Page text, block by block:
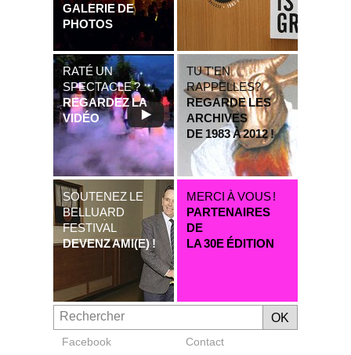
GALERIE DE
PHOTOS
RATÉ UN
SPECTACLE ?
REGARDEZ LA
VIDÉO
TU T'EN
RAPPELLES?
REGARDE LES
ARCHIVES
DE 1983 À 2012 !
SOUTENEZ LE
BELLUARD
FESTIVAL
DEVENZ AMI(E) !
MERCI À VOUS !
PARTENAIRES
DE
LA 30E ÉDITION
Facebook
Contact